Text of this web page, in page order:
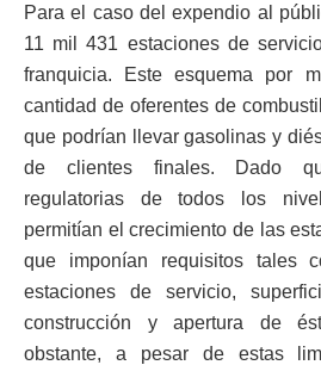
Para el caso del expendio al
11 mil 431 estaciones de
franquicia. Este esquema por
cantidad de oferentes de
que podrían llevar gasolinas y
de clientes finales. Dado
regulatorias de todos los
permitían el crecimiento de las
que imponían requisitos tales
estaciones de servicio,
construcción y apertura de
obstante, a pesar de estas